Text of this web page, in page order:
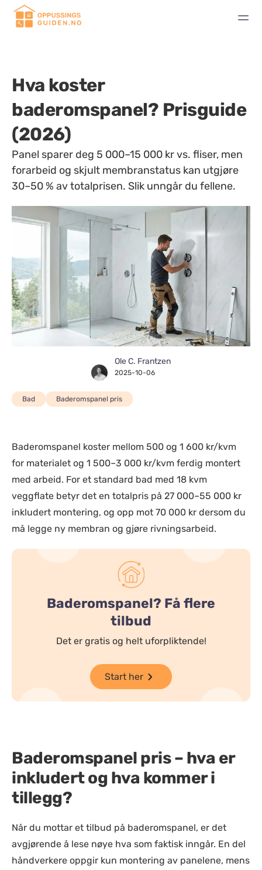
Hva koster
baderomspanel? Prisguide
(2026)
Panel sparer deg 5 000–15 000 kr vs. fliser, men
forarbeid og skjult membranstatus kan utgjøre
30–50 % av totalprisen. Slik unngår du fellene.
Ole C. Frantzen
2025-10-06
Bad Baderomspanel pris
Baderomspanel koster mellom 500 og 1 600 kr/kvm
for materialet og 1 500–3 000 kr/kvm ferdig montert
med arbeid. For et standard bad med 18 kvm
veggflate betyr det en totalpris på 27 000–55 000 kr
inkludert montering, og opp mot 70 000 kr dersom du
må legge ny membran og gjøre rivningsarbeid.
Baderomspanel? Få flere
tilbud
Det er gratis og helt uforpliktende!
Start her
Baderomspanel pris – hva er
inkludert og hva kommer i
tillegg?
Når du mottar et tilbud på baderomspanel, er det
avgjørende å lese nøye hva som faktisk inngår. En del
håndverkere oppgir kun montering av panelene, mens